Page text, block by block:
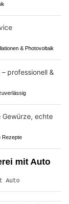
& Photovoltaik
Rezepte
mit Auto